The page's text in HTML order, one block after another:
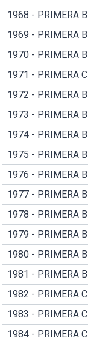
1968 - PRIMERA B
1969 - PRIMERA B
1970 - PRIMERA B
1971 - PRIMERA C
1972 - PRIMERA B
1973 - PRIMERA B
1974 - PRIMERA B
1975 - PRIMERA B
1976 - PRIMERA B
1977 - PRIMERA B
1978 - PRIMERA B
1979 - PRIMERA B
1980 - PRIMERA B
1981 - PRIMERA B
1982 - PRIMERA C
1983 - PRIMERA C
1984 - PRIMERA C